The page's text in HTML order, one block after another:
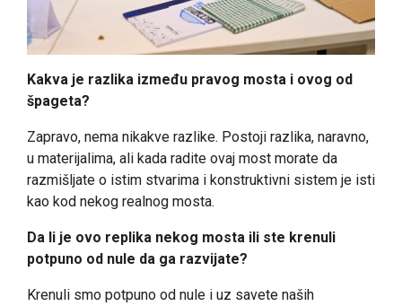
Kakva je razlika između pravog mosta i ovog od
špageta?
Zapravo, nema nikakve razlike. Postoji razlika, naravno,
u materijalima, ali kada radite ovaj most morate da
razmišljate o istim stvarima i konstruktivni sistem je isti
kao kod nekog realnog mosta.
Da li je ovo replika nekog mosta ili ste krenuli
potpuno od nule da ga razvijate?
Krenuli smo potpuno od nule i uz savete naših